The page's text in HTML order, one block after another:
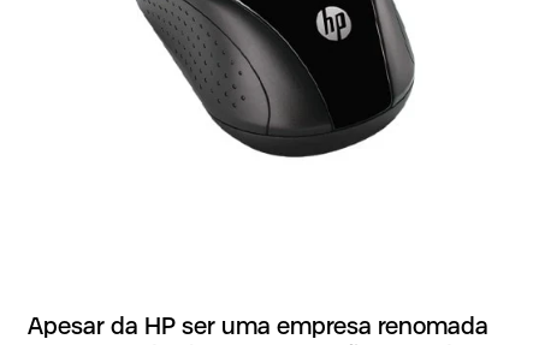
Apesar da HP ser uma empresa renomada